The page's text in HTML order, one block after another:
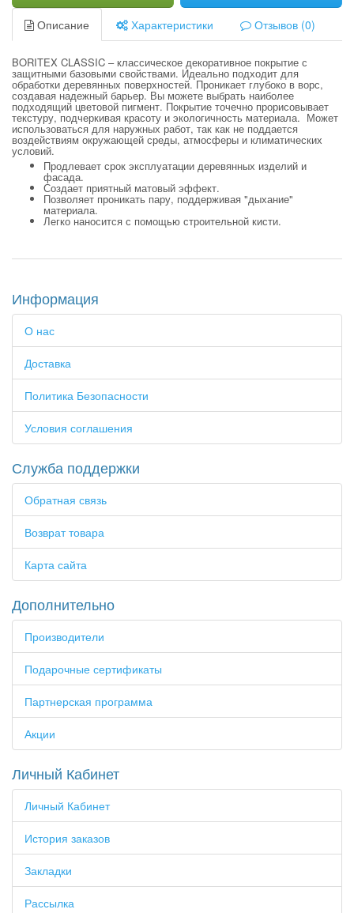
Описание Характеристики Отзывов (0)
BORITEX CLASSIC – классическое декоративное покрытие с
защитными базовыми свойствами. Идеально подходит для
обработки деревянных поверхностей. Проникает глубоко в ворс,
создавая надежный барьер. Вы можете выбрать наиболее
подходящий цветовой пигмент. Покрытие точечно прорисовывает
текстуру, подчеркивая красоту и экологичность материала. Может
использоваться для наружных работ, так как не поддается
воздействиям окружающей среды, атмосферы и климатических
условий.
Продлевает срок эксплуатации деревянных изделий и
фасада.
Создает приятный матовый эффект.
Позволяет проникать пару, поддерживая "дыхание"
материала.
Легко наносится с помощью строительной кисти.
Информация
О нас
Доставка
Политика Безопасности
Условия соглашения
Служба поддержки
Обратная связь
Возврат товара
Карта сайта
Дополнительно
Производители
Подарочные сертификаты
Партнерская программа
Акции
Личный Кабинет
Личный Кабинет
История заказов
Закладки
Рассылка